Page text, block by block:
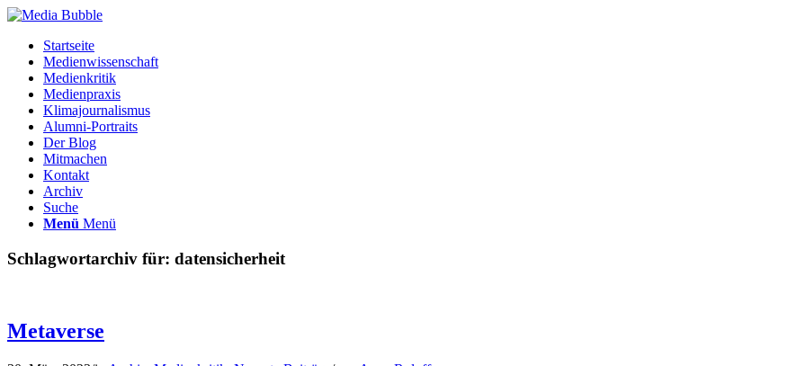
Startseite
Medienwissenschaft
Medienkritik
Medienpraxis
Klimajournalismus
Alumni-Portraits
Der Blog
Mitmachen
Kontakt
Archiv
Suche
Menü Menü
Schlagwortarchiv für: datensicherheit
Metaverse